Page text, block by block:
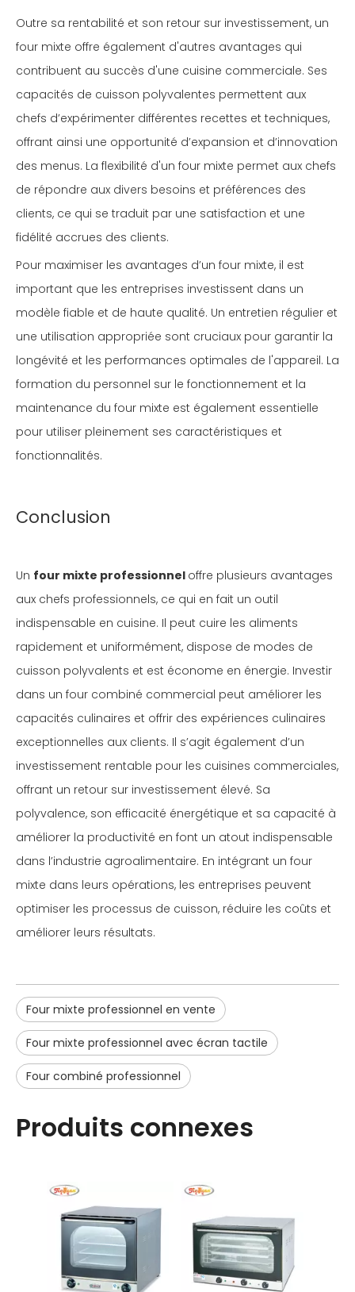
Outre sa rentabilité et son retour sur investissement, un
four mixte offre également d'autres avantages qui
contribuent au succès d'une cuisine commerciale. Ses
capacités de cuisson polyvalentes permettent aux
chefs d’expérimenter différentes recettes et techniques,
offrant ainsi une opportunité d’expansion et d’innovation
des menus. La flexibilité d'un four mixte permet aux chefs
de répondre aux divers besoins et préférences des
clients, ce qui se traduit par une satisfaction et une
fidélité accrues des clients.
Pour maximiser les avantages d’un four mixte, il est
important que les entreprises investissent dans un
modèle fiable et de haute qualité. Un entretien régulier et
une utilisation appropriée sont cruciaux pour garantir la
longévité et les performances optimales de l'appareil. La
formation du personnel sur le fonctionnement et la
maintenance du four mixte est également essentielle
pour utiliser pleinement ses caractéristiques et
fonctionnalités.
Conclusion
Un four mixte professionnel offre plusieurs avantages
aux chefs professionnels, ce qui en fait un outil
indispensable en cuisine. Il peut cuire les aliments
rapidement et uniformément, dispose de modes de
cuisson polyvalents et est économe en énergie. Investir
dans un four combiné commercial peut améliorer les
capacités culinaires et offrir des expériences culinaires
exceptionnelles aux clients. Il s’agit également d’un
investissement rentable pour les cuisines commerciales,
offrant un retour sur investissement élevé. Sa
polyvalence, son efficacité énergétique et sa capacité à
améliorer la productivité en font un atout indispensable
dans l’industrie agroalimentaire. En intégrant un four
mixte dans leurs opérations, les entreprises peuvent
optimiser les processus de cuisson, réduire les coûts et
améliorer leurs résultats.
Four mixte professionnel en vente
Four mixte professionnel avec écran tactile
Four combiné professionnel
Produits connexes